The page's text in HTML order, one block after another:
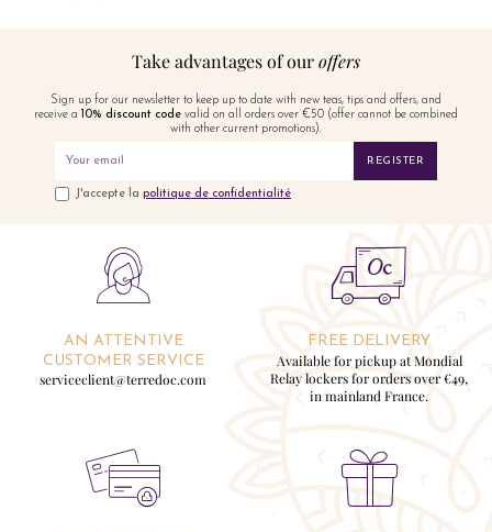
Take advantages of ouroffers
Sign up for our newsletter to keep up to date with new teas, tips and offers, and
receive a
10% discount code valid on all orders over €50 (offer cannot be combined
with other current promotions).
REGISTER
J'accepte la politique de confidentialité
AN ATTENTIVE
CUSTOMER SERVICE
serviceclient@terredoc.com
FREE DELIVERY
Available for pickup at Mondial
Relay lockers for orders over €49,
in mainland France.